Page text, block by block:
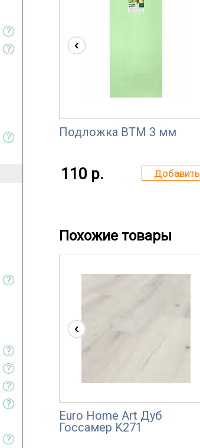
Подложка ВТМ 3 мм
110 р. Добавить
‹
Похожие товары
Euro Home Art Дуб
Госсамер K271
‹
?
?
?
?
?
?
?
?
?